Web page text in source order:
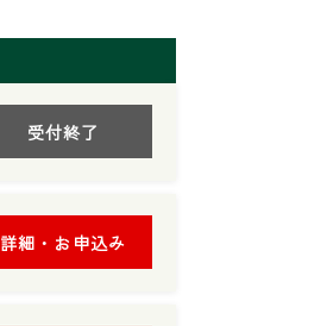
受付終了
詳細・お申込み